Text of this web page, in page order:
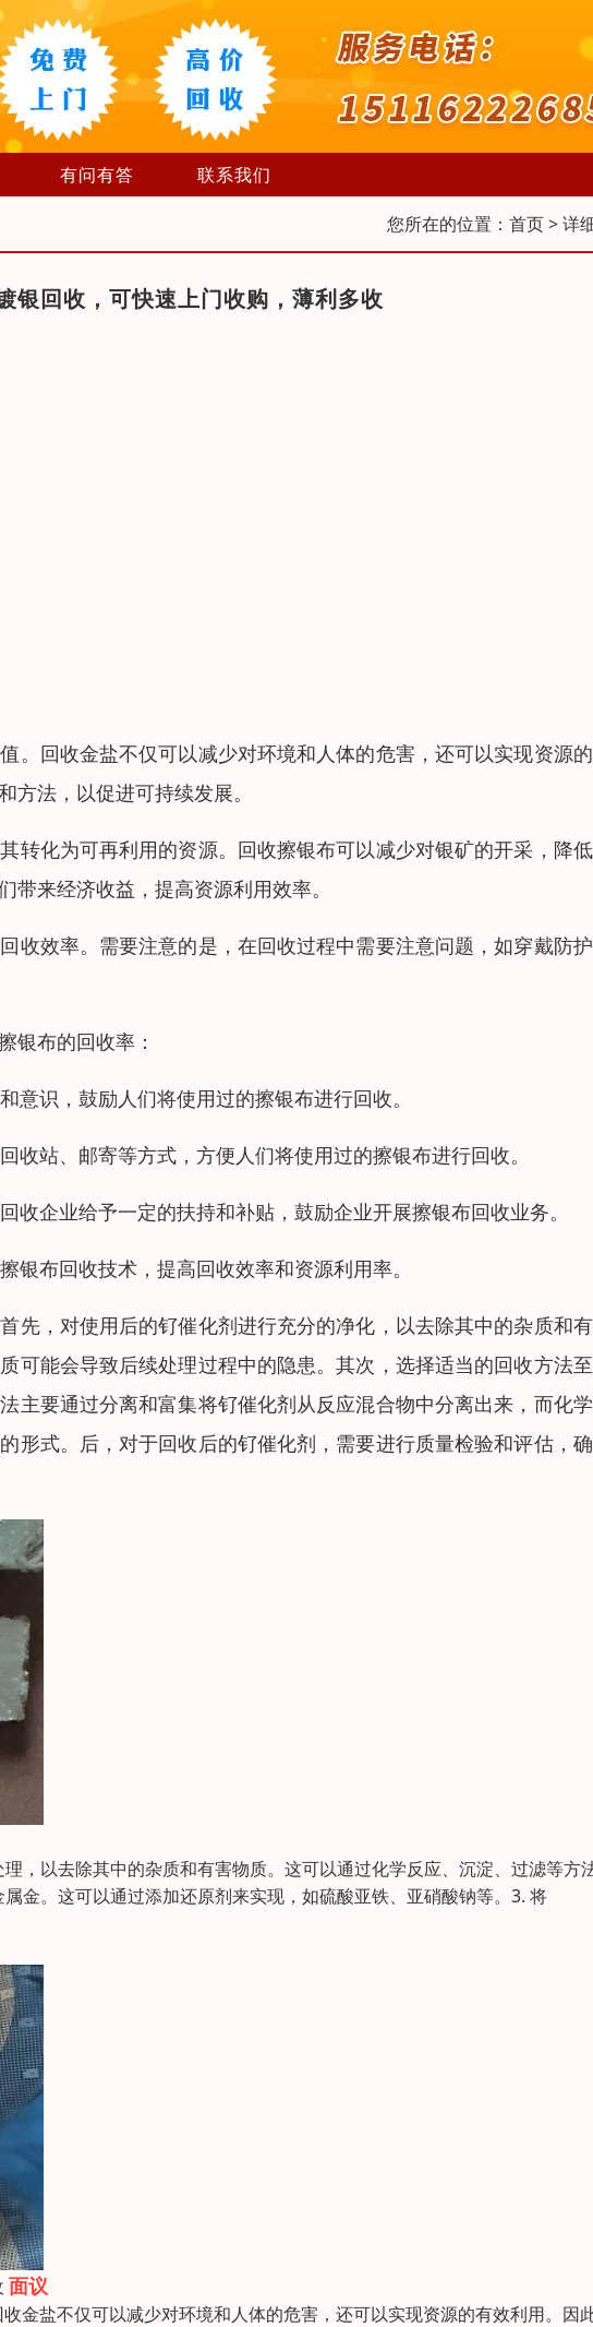
有问有答 联系我们
您所在的位置： 首页> 详
银回收，可快速上门收购，薄利多收
。回收金盐不仅可以减少对环境和人体的危害，还可以实现资源
法，以促进可持续发展。
转化为可再利用的资源。回收擦银布可以减少对银矿的开采，降
来经济收益，提高资源利用效率。
收效率。需要注意的是，在回收过程中需要注意问题，如穿戴防
银布的回收率：
识，鼓励人们将使用过的擦银布进行回收。
站、邮寄等方式，方便人们将使用过的擦银布进行回收。
企业给予一定的扶持和补贴，鼓励企业开展擦银布回收业务。
布回收技术，提高回收效率和资源利用率。
先，对使用后的钌催化剂进行充分的净化，以去除其中的杂质和
可能会导致后续处理过程中的隐患。其次，选择适当的回收方法
主要通过分离和富集将钌催化剂从反应混合物中分离出来，而化
形式。后，对于回收后的钌催化剂，需要进行质量检验和评估，
，以去除其中的杂质和有害物质。这可以通过化学反应、沉淀、过滤等方
金。这可以通过添加还原剂来实现，如硫酸亚铁、亚硝酸钠等。3. 将
面议
金盐不仅可以减少对环境和人体的危害，还可以实现资源的有效利用。因